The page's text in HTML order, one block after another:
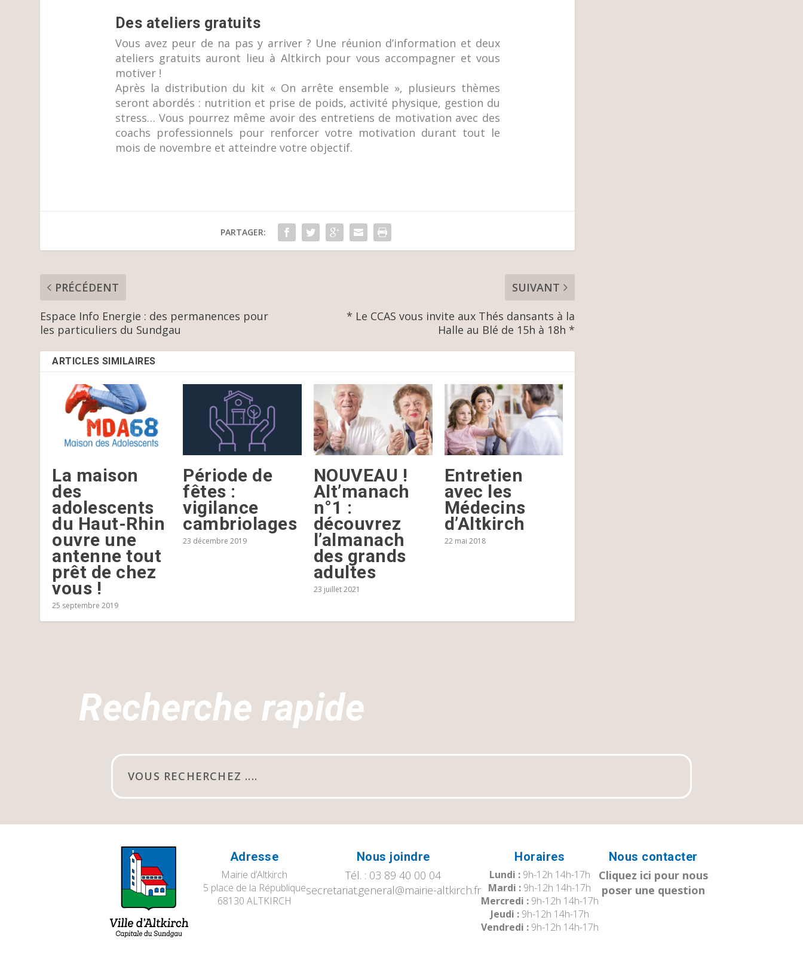
Des ateliers gratuits
Vous avez peur de na pas y arriver ? Une réunion d’information et deux
ateliers gratuits auront lieu à Altkirch pour vous accompagner et vous
motiver !
Après la distribution du kit « On arrête ensemble », plusieurs thèmes
seront abordés : nutrition et prise de poids, activité physique, gestion du
stress… Vous pourrez même avoir des entretiens de motivation avec des
coachs professionnels pour renforcer votre motivation durant tout le
mois de novembre et atteindre votre objectif.
PARTAGER:
PRÉCÉDENT
Espace Info Energie : des permanences pour
les particuliers du Sundgau
SUIVANT
* Le CCAS vous invite aux Thés dansants à la
Halle au Blé de 15h à 18h *
ARTICLES SIMILAIRES
La maison
des
adolescents
du Haut-Rhin
ouvre une
antenne tout
prêt de chez
vous !
25 septembre 2019
Période de
fêtes :
vigilance
cambriolages
23 décembre 2019
NOUVEAU !
Alt’manach
n°1 :
découvrez
l’almanach
des grands
adultes
23 juillet 2021
Entretien
avec les
Médecins
d’Altkirch
22 mai 2018
Recherche rapide
Adresse
Mairie d’Altkirch
5 place de la République
68130 ALTKIRCH
Nous joindre
Tél. : 03 89 40 00 04
secretariat.general@mairie-altkirch.fr
Horaires
Lundi :9h-12h 14h-17h
Mardi : 9h-12h 14h-17h
Mercredi :9h-12h 14h-17h
Jeudi :9h-12h 14h-17h
Vendredi :9h-12h 14h-17h
Nous contacter
Cliquez ici pour nous
poser une question